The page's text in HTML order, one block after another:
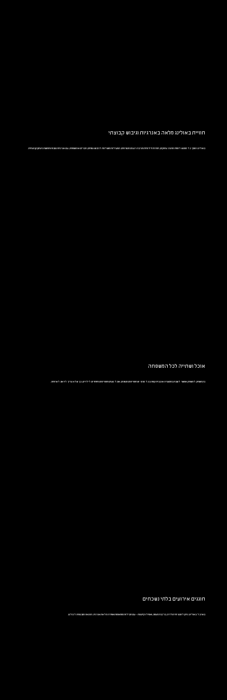
חוויית באולינג מלאה באנרגיות וגיבוש קבוצתי
באולינג הופך כל מפגש לחוויה מהנה: צחוקים, תחרות ידידותית והרבה רגעים מטורפים. הפעילות מושלמת לגיבוש צוותים, חברים או משפחה, עם אנרגיות טובות ותחושת ניצחון קבוצתית.
אוכל ושתייה לכל המשפחה
בין משחק למשחק אפשר לשבת במסעדה או בבית קפה בכל סניף. יש תפריטים מגוונים, אוכל טעים ותפריטים מיוחדים לילדים, כך שלא צריך לדאוג לארוחה.
חוגגים אירועים בלתי נשכחים
בארבל באולינג ניתן לחגוג ימי הולדת, בר/בת מצווה, ואפילו קייטנות – עם חבילות מותאמות ואווירה מלאת אנרגיה. ההנאה מובטחת לכולם.